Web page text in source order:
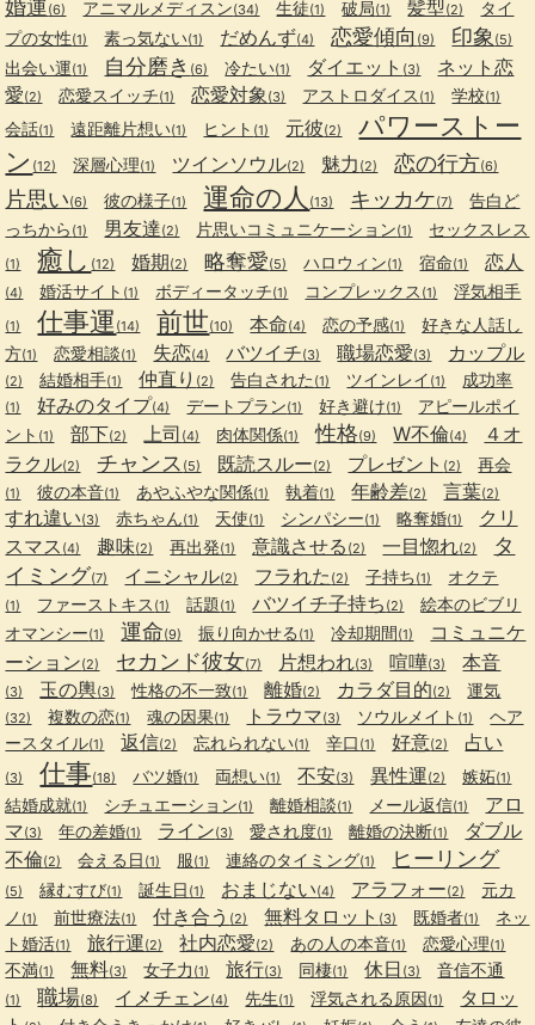
婚運(6) アニマルメディスン(34) 生徒(1) 破局(1) 髪型(2)
タイ
プの女性(1) 素っ気ない(1) だめんず(4) 恋愛傾向 (9) 印象 (5)
出会い運(1) 自分磨き (6) 冷たい(1) ダイエット (3)
ネット恋
愛(2) 恋愛スイッチ(1) 恋愛対象 (3) アストロダイス (1) 学校(1)
会話(1) 遠距離片想い(1) ヒント (1) 元彼(2)
パワーストー
ン (12) 深層心理(1) ツインソウル(2) 魅力 (2) 恋の行方(6)
片思い(6) 彼の様子(1) 運命の人 (13) キッカケ(7)
告白ど
っちから (1) 男友達(2) 片思いコミュニケーション(1) セックスレス
(1) 癒し (12) 婚期(2) 略奪愛(5) ハロウィン(1) 宿命(1) 恋人
(4) 婚活サイト (1) ボディータッチ(1) コンプレックス (1) 浮気相手
(1) 仕事運 (14) 前世(10) 本命(4) 恋の予感(1)
好きな人話し
方(1) 恋愛相談(1) 失恋(4) バツイチ(3) 職場恋愛(3) カップル
(2) 結婚相手(1) 仲直り (2) 告白された (1) ツインレイ (1) 成功率
(1) 好みのタイプ(4) デートプラン(1) 好き避け(1)
アピールポイ
ント (1) 部下(2) 上司 (4) 肉体関係(1) 性格(9) W不倫(4)
４オ
ラクル(2) チャンス (5) 既読スルー(2) プレゼント (2) 再会
(1) 彼の本音(1) あやふやな関係(1) 執着(1) 年齢差(2) 言葉(2)
すれ違い(3) 赤ちゃん(1) 天使(1) シンパシー(1) 略奪婚(1)
クリ
スマス (4) 趣味(2) 再出発(1) 意識させる (2) 一目惚れ(2)
タ
イミング(7) イニシャル(2) フラれた (2) 子持ち(1) オクテ
(1) ファーストキス (1) 話題(1) バツイチ子持ち (2)
絵本のビブリ
オマンシー(1) 運命(9) 振り向かせる (1) 冷却期間(1)
コミュニケ
ーション(2) セカンド彼女(7) 片想われ(3) 喧嘩(3) 本音
(3) 玉の輿(3) 性格の不一致(1) 離婚(2) カラダ目的(2) 運気
(32) 複数の恋(1) 魂の因果(1) トラウマ(3) ソウルメイト (1)
ヘア
ースタイル(1) 返信(2) 忘れられない(1) 辛口 (1) 好意(2) 占い
(3) 仕事(18) バツ婚(1) 両想い(1) 不安(3) 異性運(2) 嫉妬(1)
結婚成就(1) シチュエーション(1) 離婚相談(1) メール返信(1)
アロ
マ(3) 年の差婚(1) ライン(3) 愛され度(1) 離婚の決断(1)
ダブル
不倫(2) 会える日 (1) 服(1) 連絡のタイミング(1) ヒーリング
(5) 縁むすび(1) 誕生日 (1) おまじない(4) アラフォー(2)
元カ
ノ (1) 前世療法(1) 付き合う (2) 無料タロット (3) 既婚者(1)
ネッ
ト婚活(1) 旅行運(2) 社内恋愛(2) あの人の本音(1) 恋愛心理(1)
不満(1) 無料(3) 女子力 (1) 旅行(3) 同棲(1) 休日 (3) 音信不通
(1) 職場(8) イメチェン(4) 先生(1) 浮気される原因(1)
タロッ